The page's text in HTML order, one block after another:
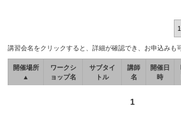
講習会名をクリックすると、詳細が確認でき、お申込みも
開催場所
▲
ワークシ
ョップ名
サブタイ
トル
講師
名
開催日
時
1